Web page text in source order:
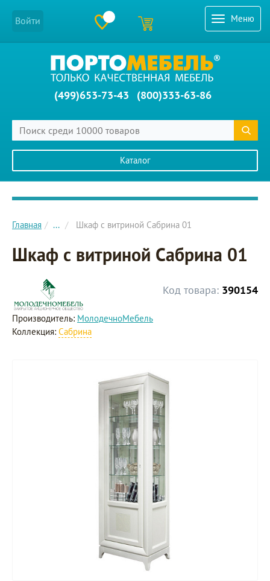
Меню
Войти
(499)653-73-43 (800)333-63-86
Каталог
Главное меню сайта
Главная ... Шкаф с витриной Сабрина 01
Шкаф с витриной Сабрина 01
Код товара: 390154
Производитель: МолодечноМебель
Коллекция: Сабрина